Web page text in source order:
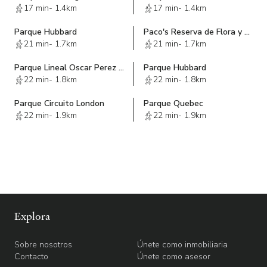
Olympus Residencial Casas trasciende lo convencional, creando
armonía. Esto es más que un lugar para vivir; es un lugar para vivir
bien. Te invitamos a ser parte de esta comunidad que valora tu
Contáctanos para mayor información.
17 min- 1.4km
17 min- 1.4km
Parque Hubbard
21 min- 1.7km
Paco's Reserva de Flora y Fauna
21 min- 1.7km
Parque Lineal Oscar Perez Escoboza
22 min- 1.8km
Parque Hubbard
22 min- 1.8km
Parque Circuito London
22 min- 1.9km
Parque Quebec
22 min- 1.9km
Explora
Sobre nosotros
Contacto
Únete como inmobiliaria
Únete como asesor